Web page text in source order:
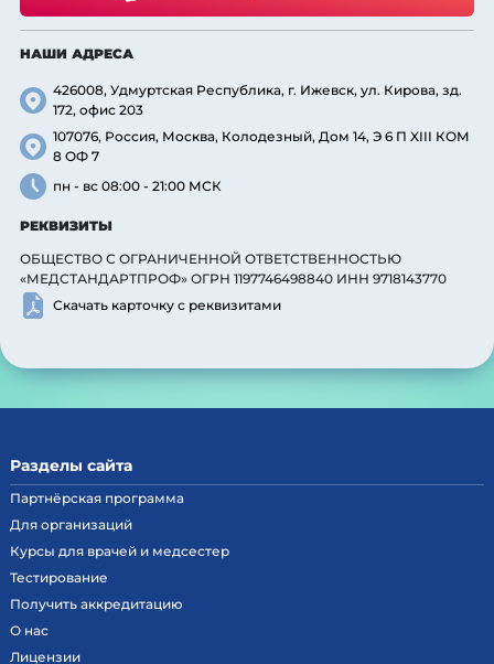
НАШИ АДРЕСА
426008, Удмуртская Республика, г. Ижевск, ул. Кирова, зд.
172, офис 203
107076, Россия, Москва, Колодезный, Дом 14, Э 6 П XIII КОМ
8 ОФ 7
пн - вс 08:00 - 21:00 МСК
РЕКВИЗИТЫ
ОБЩЕСТВО С ОГРАНИЧЕННОЙ ОТВЕТСТВЕННОСТЬЮ
«МЕДСТАНДАРТПРОФ» ОГРН 1197746498840 ИНН 9718143770
Скачать карточку с реквизитами
Разделы сайта
Партнёрская программа
Для организаций
Курсы для врачей и медсестер
Тестирование
Получить аккредитацию
О нас
Лицензии